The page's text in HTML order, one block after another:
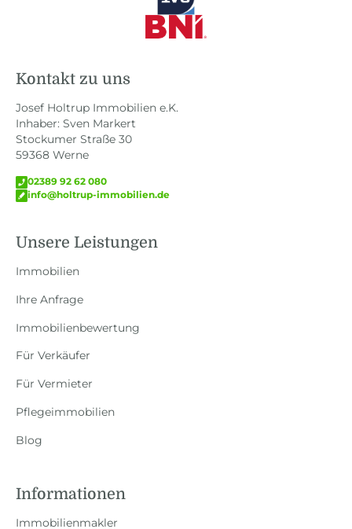
Kontakt zu uns
Josef Holtrup Immobilien e.K.
Inhaber: Sven Markert
Stockumer Straße 30
59368 Werne
02389 92 62 080
info@holtrup-immobilien.de
Unsere Leistungen
Immobilien
Ihre Anfrage
Immobilienbewertung
Für Verkäufer
Für Vermieter
Pflegeimmobilien
Blog
Informationen
Immobilienmakler